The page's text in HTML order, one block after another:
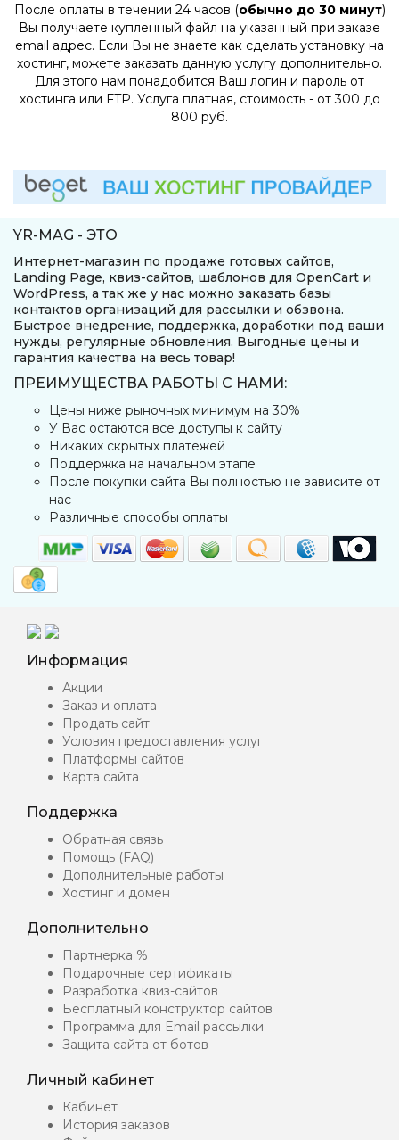
После оплаты в течении 24 часов (обычно до 30 минут)
Вы получаете купленный файл на указанный при заказе
email адрес. Если Вы не знаете как сделать установку на
хостинг, можете заказать данную услугу дополнительно.
Для этого нам понадобится Ваш логин и пароль от
хостинга или FTP. Услуга платная, стоимость - от 300 до
800 руб.
YR-MAG - ЭТО
Интернет-магазин по продаже готовых сайтов,
Landing Page, квиз-сайтов, шаблонов для OpenCart и
WordPress, а так же у нас можно заказать базы
контактов организаций для рассылки и обзвона.
Быстрое внедрение, поддержка, доработки под ваши
нужды, регулярные обновления. Выгодные цены и
гарантия качества на весь товар!
ПРЕИМУЩЕСТВА РАБОТЫ С НАМИ:
Цены ниже рыночных минимум на 30%
У Вас остаются все доступы к сайту
Никаких скрытых платежей
Поддержка на начальном этапе
После покупки сайта Вы полностью не зависите от
нас
Различные способы оплаты
Информация
Акции
Заказ и оплата
Продать сайт
Условия предоставления услуг
Платформы сайтов
Карта сайта
Поддержка
Обратная связь
Помощь (FAQ)
Дополнительные работы
Хостинг и домен
Дополнительно
Партнерка %
Подарочные сертификаты
Разработка квиз-сайтов
Бесплатный конструктор сайтов
Программа для Email рассылки
Защита сайта от ботов
Личный кабинет
Кабинет
История заказов